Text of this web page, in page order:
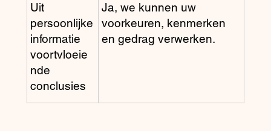
Uit
persoonlijke
informatie
voortvloeie
nde
conclusies
Ja, we kunnen uw
voorkeuren, kenmerken
en gedrag verwerken.